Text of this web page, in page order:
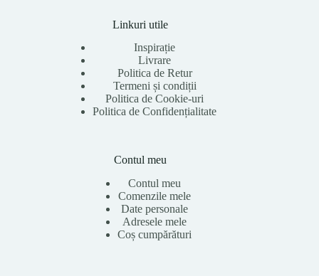
Linkuri utile
Inspirație
Livrare
Politica de Retur
Termeni și condiții
Politica de Cookie-uri
Politica de Confidențialitate
Contul meu
Contul meu
Comenzile mele
Date personale
Adresele mele
Coș cumpărături